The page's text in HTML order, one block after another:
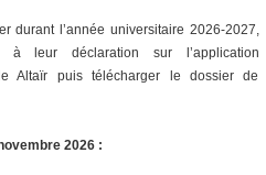
durant l’année universitaire 2026-2027,
à leur déclaration sur l’application
Altaïr puis télécharger le dossier de
2026 :